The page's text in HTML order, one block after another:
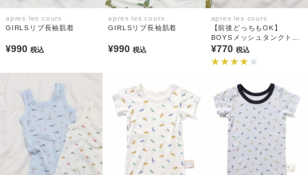
apres les cours
GIRLSリブ長袖肌着
¥990 税込
apres les cours
GIRLSリブ長袖肌着
¥990税込
apres les cours
【前後どっちもOK】
BOYSメッシュタンクトッ
プ(綿100%)
¥770 税込